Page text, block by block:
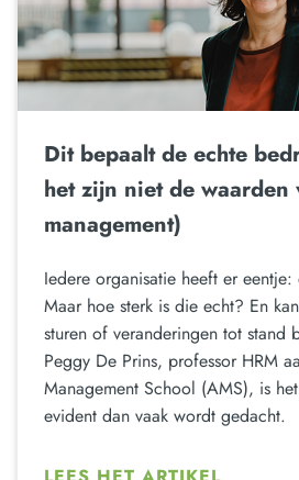
Dit bepaalt de echte
het zijn niet de waarden
management)
Iedere organisatie heeft er
Maar hoe sterk is die echt? En
sturen of veranderingen tot stand
Peggy De Prins, professor HRM
Management School (AMS), is
evident dan vaak wordt gedacht.